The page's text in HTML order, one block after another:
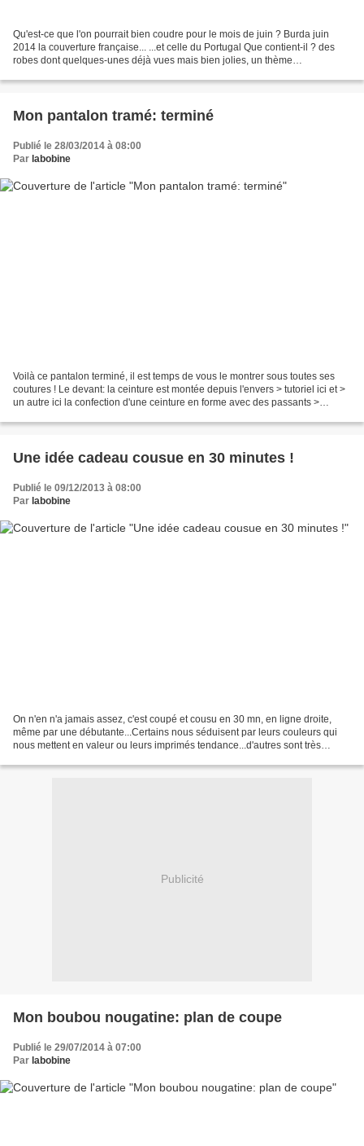
Qu'est-ce que l'on pourrait bien coudre pour le mois de juin ? Burda juin
2014 la couverture française... ...et celle du Portugal Que contient-il ? des
robes dont quelques-unes déjà vues mais bien jolies, un thème
Mon pantalon tramé: terminé
Publié le 28/03/2014 à 08:00
Par labobine
Voilà ce pantalon terminé, il est temps de vous le montrer sous toutes ses
coutures ! Le devant: la ceinture est montée depuis l'envers > tutoriel ici et >
un autre ici la confection d'une ceinture en forme avec des passants >
Une idée cadeau cousue en 30 minutes !
Publié le 09/12/2013 à 08:00
Par labobine
On n'en n'a jamais assez, c'est coupé et cousu en 30 mn, en ligne droite,
même par une débutante...Certains nous séduisent par leurs couleurs qui
nous mettent en valeur ou leurs imprimés tendance...d'autres sont très
Publicité
Mon boubou nougatine: plan de coupe
Publié le 29/07/2014 à 07:00
Par labobine